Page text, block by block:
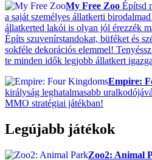
My Free Zoo Építsd
a saját személyes állatkerti
állatkerted lakói is olyan jól érezzék
Építs szuvenírstandokat, büféket és
sokféle dekorációs elemmel!
te minden idők legjobb állatkert
Empire:
királyság leghatalmasabb
MMO stratégiai játékban!
Legújabb játékok
Zoo2: Animal